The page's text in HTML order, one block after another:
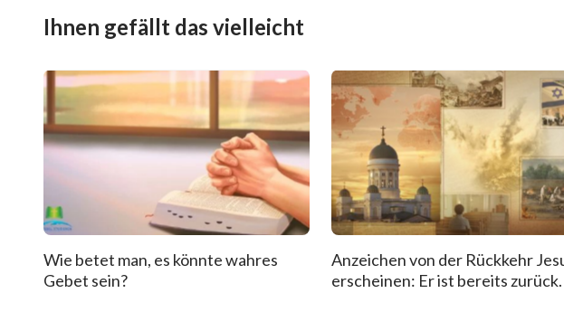
Ihnen gefällt das vielleicht
Wie betet man, es könnte wahres
Gebet sein?
Anzeichen von der Rückkehr
erscheinen: Er ist bereits zurück.